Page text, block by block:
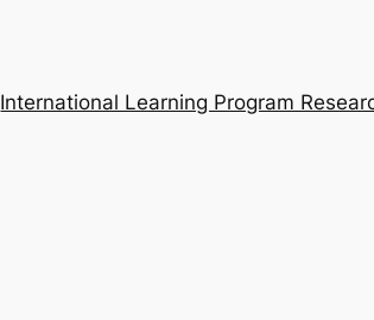
International Learning Program